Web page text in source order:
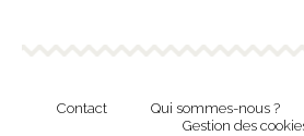
Contact Qui sommes-nous ?
Gestion des